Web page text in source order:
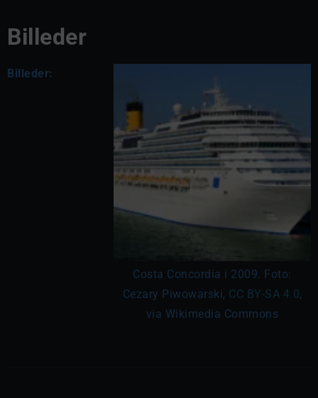
Billeder
Billeder:
Costa Concordia i 2009. Foto:
Cezary Piwowarski, CC BY-SA 4.0,
via Wikimedia Commons